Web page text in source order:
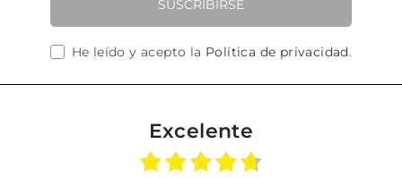
SUSCRIBIRSE
He leído y acepto la Política de privacidad.
Excelente